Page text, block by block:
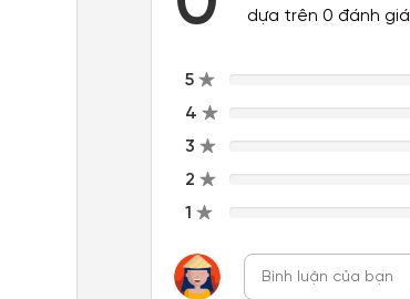
dựa trên 0 đánh giá
5
4
3
2
1